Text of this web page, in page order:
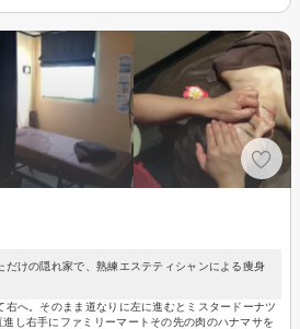
だけの隠れ家で、熟練エステティシャンによる痩身
右へ。そのまま道なりに左に進むとミスタードーナツ
し右手にファミリーマートその先の肉のハナマサを